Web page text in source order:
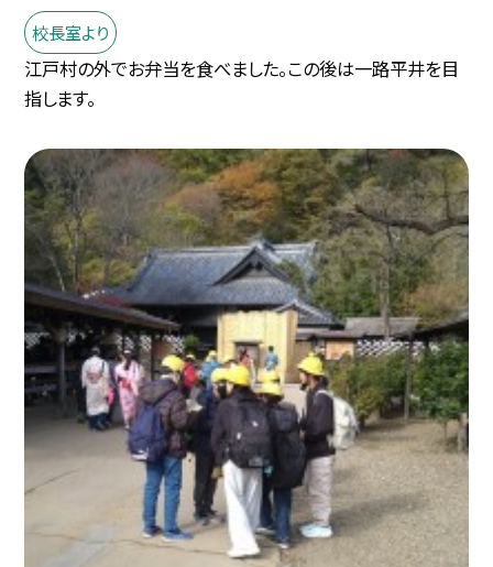
校長室より
江戸村の外でお弁当を食べました。この後は一路平井を目
指します。